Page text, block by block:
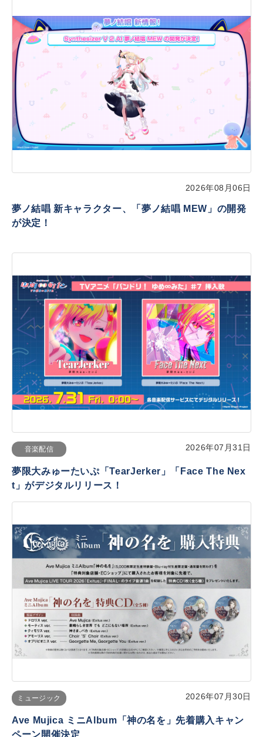
2026年08月06日
夢ノ結唱 新キャラクター、「夢ノ結唱 MEW」の開発
が決定！
音楽配信 2026年07月31日
夢限大みゅーたいぷ「TearJerker」「Face The Nex
t」がデジタルリリース！
ミュージック 2026年07月30日
Ave Mujica ミニAlbum「神の名を」先着購入キャン
ペーン開催決定